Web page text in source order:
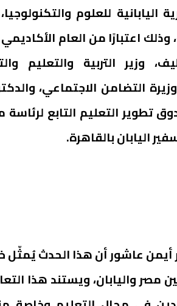
اليابانية للعلوم
وزير التربية والتعليم
التضامن الاجتماعي،
تطوير التعليم التابع لرئاسة
اليابان بالقاهرة.
أيمن عاشور أن هذا الحدث
مصر واليابان، ويستند هذا